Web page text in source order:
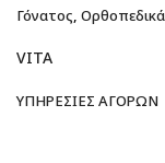
Γόνατος Ορθοπεδικά
VITA
ΥΠΗΡΕΣΊΕΣ ΑΓΟΡΏΝ